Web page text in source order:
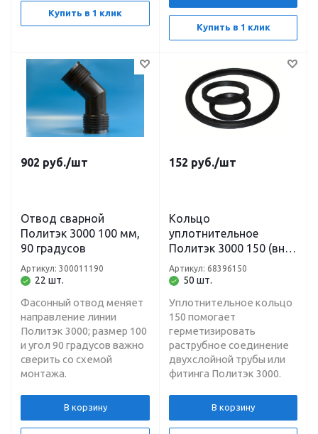
Купить в 1 клик
Купить в 1 клик
902 руб./шт
Отвод сварной
Политэк 3000 100 мм,
90 градусов
22 шт.
Артикул: 300011190
Фасонный отвод меняет
направление линии
Политэк 3000; размер 100
и угол 90 градусов важно
сверить со схемой
монтажа.
В корзину
152 руб./шт
Кольцо
уплотнительное
Политэк 3000 150 (вн/
нар)
50 шт.
Артикул: 68396150
Уплотнительное кольцо
150 помогает
герметизировать
раструбное соединение
двухслойной трубы или
фитинга Политэк 3000.
В корзину